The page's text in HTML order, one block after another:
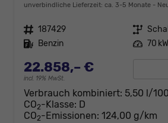
unverbindliche Lieferzeit: ca. 3-5 Monate
Fahrzeugnr. 187429 Getriebe
Kraftstoff Benzin Leistung 70
22.858,– €
incl. 19% MwSt.
Verbrauch kombiniert: 5,50 l/
CO2-Klasse: D
CO2-Emissionen: 124,00 g/km